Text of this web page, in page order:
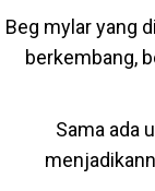
Beg mylar yang
berkembang,
Sama ada